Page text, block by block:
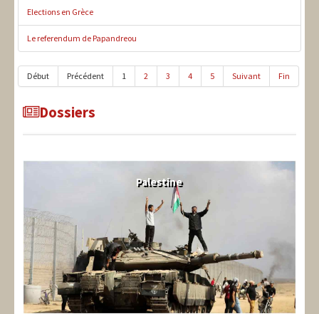
Elections en Grèce
Le referendum de Papandreou
Début Précédent 1 2 3 4 5 Suivant Fin
Dossiers
Palestine